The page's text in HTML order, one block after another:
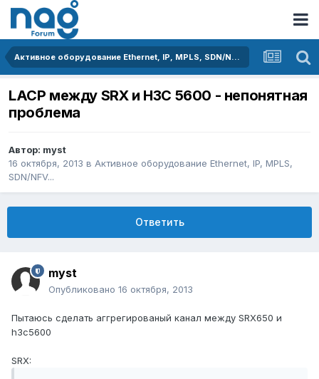
Активное оборудование Ethernet, IP, MPLS, SDN/NFV...
LACP между SRX и H3C 5600 - непонятная
проблема
Автор: myst
16 октября, 2013 в Активное оборудование Ethernet, IP, MPLS,
SDN/NFV...
Ответить
myst
Опубликовано 16 октября, 2013
Пытаюсь сделать аггрегированый канал между SRX650 и
h3c5600
SRX: